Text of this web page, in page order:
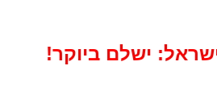
ישלם ביוקר!